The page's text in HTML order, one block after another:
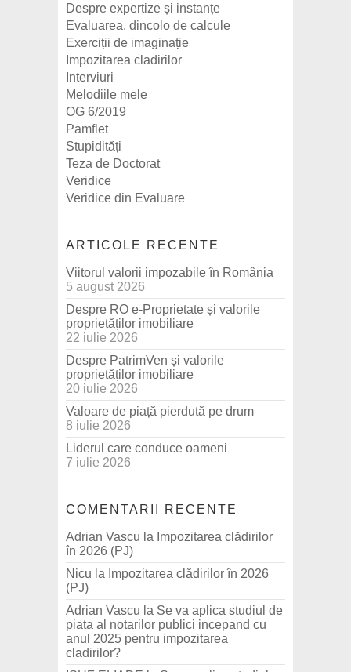
Despre expertize și instanțe
Evaluarea, dincolo de calcule
Exerciții de imaginație
Impozitarea cladirilor
Interviuri
Melodiile mele
OG 6/2019
Pamflet
Stupidități
Teza de Doctorat
Veridice
Veridice din Evaluare
ARTICOLE RECENTE
Viitorul valorii impozabile în România
5 august 2026
Despre RO e-Proprietate și valorile
proprietăților imobiliare
22 iulie 2026
Despre PatrimVen și valorile
proprietăților imobiliare
20 iulie 2026
Valoare de piață pierdută pe drum
8 iulie 2026
Liderul care conduce oameni
7 iulie 2026
COMENTARII RECENTE
Adrian Vascu la Impozitarea clădirilor
în 2026 (PJ)
Nicu la Impozitarea clădirilor în 2026
(PJ)
Adrian Vascu la Se va aplica studiul de
piata al notarilor publici incepand cu
anul 2025 pentru impozitarea
cladirilor?